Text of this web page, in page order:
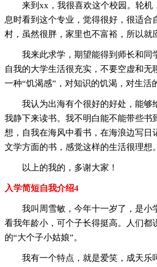
来到xx，我很喜欢这个校园。轮机
息时看到这个专业，觉得很好，很适合
村，虽然很胖，家里也不富裕，所以就
我来此求学，期望能得到师长和同
自我的大学生活很充实，不要空虚和无
一种“饥渴感”，对知识的饥渴，对生活
我认为出海有个很好的好处，能够
我静下来读书。我不明白能不能带些书
想，自我在海风中看书，在海浪边写日
文学方面的书，感觉这样的生活很理想。
以上的我的，多谢大家！
入学简短自我介绍4
我叫周雪敏，今年十一岁了，是小
看我年龄小，可个子长得挺高。人们都
的“大个子小姑娘”。
我有一个特点，就是爱笑，成天乐